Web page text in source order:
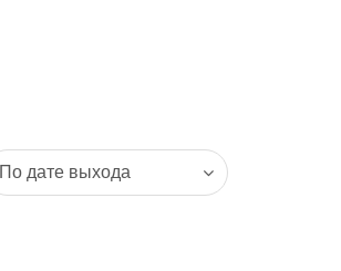
По дате выхода